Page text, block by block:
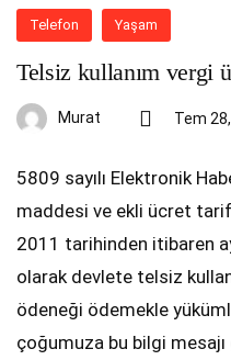
Telefon Yaşam
Telsiz kullanım vergi
Murat Tem
5809 sayılı Elektronik
maddesi ve ekli ücret
2011 tarihinden itibaren
olarak devlete telsiz
ödeneği ödemekle
çoğumuza bu bilgi